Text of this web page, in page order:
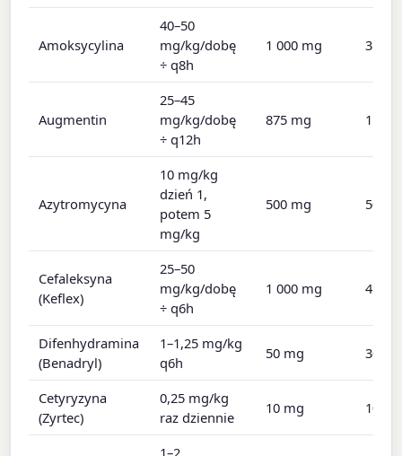
Amoksycylina
40–50
mg/kg/dobę
÷ q8h
1 000 mg 3
Augmentin
25–45
mg/kg/dobę
÷ q12h
875 mg 1
Azytromycyna
10 mg/kg
dzień 1,
potem 5
mg/kg
500 mg 500
Cefaleksyna
(Keflex)
25–50
mg/kg/dobę
÷ q6h
1 000 mg 4
Difenhydramina
(Benadryl)
1–1,25 mg/kg
q6h
50 mg 300
Cetyryzyna
(Zyrtec)
0,25 mg/kg
raz dziennie
10 mg 10
1–2